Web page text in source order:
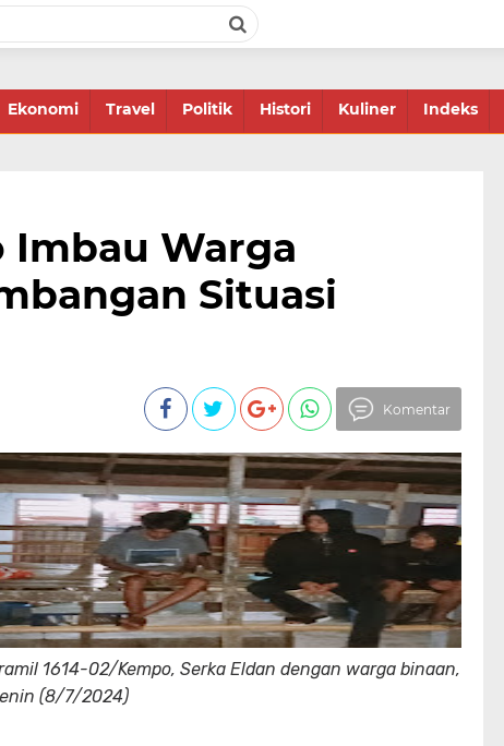
Ekonomi Travel Politik Histori Kuliner Indeks
Imbau Warga
Situasi
Komentar
1614-02/Kempo, Serka Eldan dengan warga binaan,
(8/7/2024)